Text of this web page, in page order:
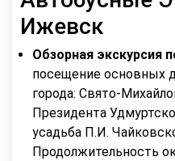
Ижевск
Обзорная экскурсия
посещение основных
города: Свято-
Президента
усадьба П.И.
Продолжительность